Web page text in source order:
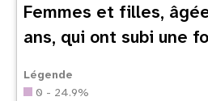
Femmes et filles,
ans, qui ont subi une
Légende
0 - 24.9%